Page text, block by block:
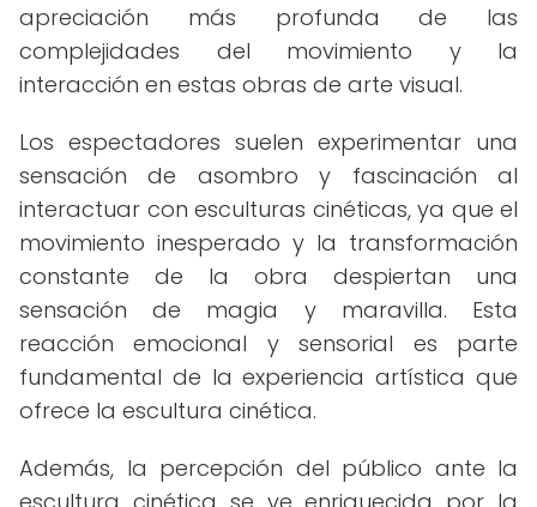
apreciación más profunda de las
complejidades del movimiento y la
interacción en estas obras de arte visual.
Los espectadores suelen experimentar una
sensación de asombro y fascinación al
interactuar con esculturas cinéticas, ya que el
movimiento inesperado y la transformación
constante de la obra despiertan una
sensación de magia y maravilla. Esta
reacción emocional y sensorial es parte
fundamental de la experiencia artística que
ofrece la escultura cinética.
Además, la percepción del público ante la